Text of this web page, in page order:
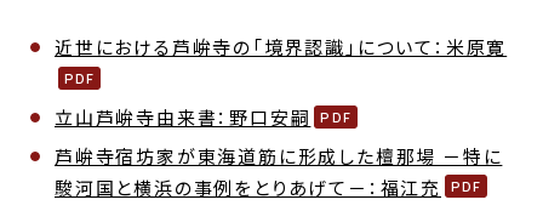
近世における芦峅寺の「境界認識」について：米原寛
立山芦峅寺由来書：野口安嗣
芦峅寺宿坊家が東海道筋に形成した檀那場 －特に
駿河国と横浜の事例をとりあげて－：福江充